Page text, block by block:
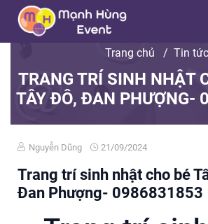
Trang chủ / Tin tức
TRANG TRÍ SINH NHẬT
TÂY ĐÔ, ĐAN PHƯỢNG-
Nguyễn Dũng 21/09/2024
Trang trí sinh nhật cho bé
Đan Phượng- 0986831853